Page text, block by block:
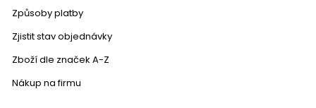
Způsoby platby
Zjistit stav objednávky
Zboží dle značek A-Z
Nákup na firmu